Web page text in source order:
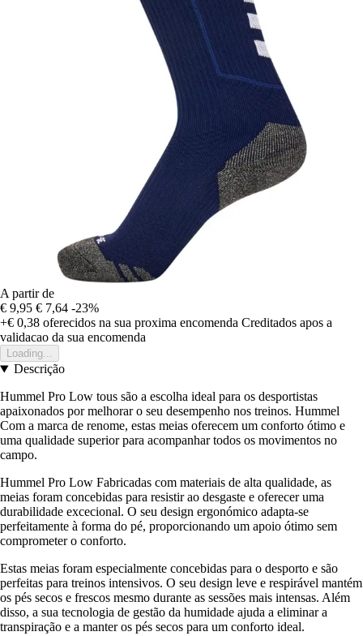
A partir de
€ 9,95 € 7,64 -23%
+€ 0,38 oferecidos na sua proxima encomenda Creditados apos a
validacao da sua encomenda
Loading...
Descrição
Hummel Pro Low tous são a escolha ideal para os desportistas
apaixonados por melhorar o seu desempenho nos treinos. Hummel
Com a marca de renome, estas meias oferecem um conforto ótimo e
uma qualidade superior para acompanhar todos os movimentos no
campo.
Hummel Pro Low Fabricadas com materiais de alta qualidade, as
meias foram concebidas para resistir ao desgaste e oferecer uma
durabilidade excecional. O seu design ergonómico adapta-se
perfeitamente à forma do pé, proporcionando um apoio ótimo sem
comprometer o conforto.
Estas meias foram especialmente concebidas para o desporto e são
perfeitas para treinos intensivos. O seu design leve e respirável mantém
os pés secos e frescos mesmo durante as sessões mais intensas. Além
disso, a sua tecnologia de gestão da humidade ajuda a eliminar a
transpiração e a manter os pés secos para um conforto ideal.